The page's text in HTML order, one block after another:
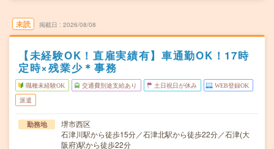
未読 掲載日 2026/08/08
【未経験OK！直雇実績有】車通勤OK！17時
定時×残業少＊事務
職種未経験OK 交通費別途支給あり 土日祝日が休み WEB登録OK
派遣
勤務地
堺市西区
石津川駅から徒歩15分／石津北駅から徒歩22分／石津(大
阪府)駅から徒歩22分